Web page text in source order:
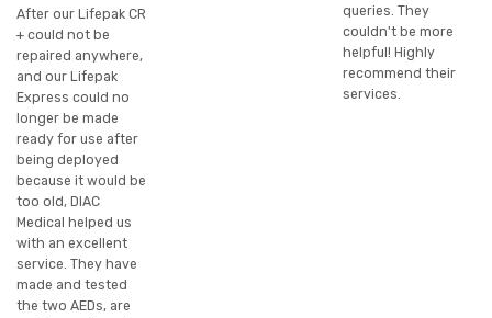
After our Lifepak CR
+ could not be
repaired anywhere,
and our Lifepak
Express could no
longer be made
ready for use after
being deployed
because it would be
too old, DIAC
Medical helped us
with an excellent
service. They have
made and tested
the two AEDs, are
queries. They
couldn't be more
helpful! Highly
recommend their
services.